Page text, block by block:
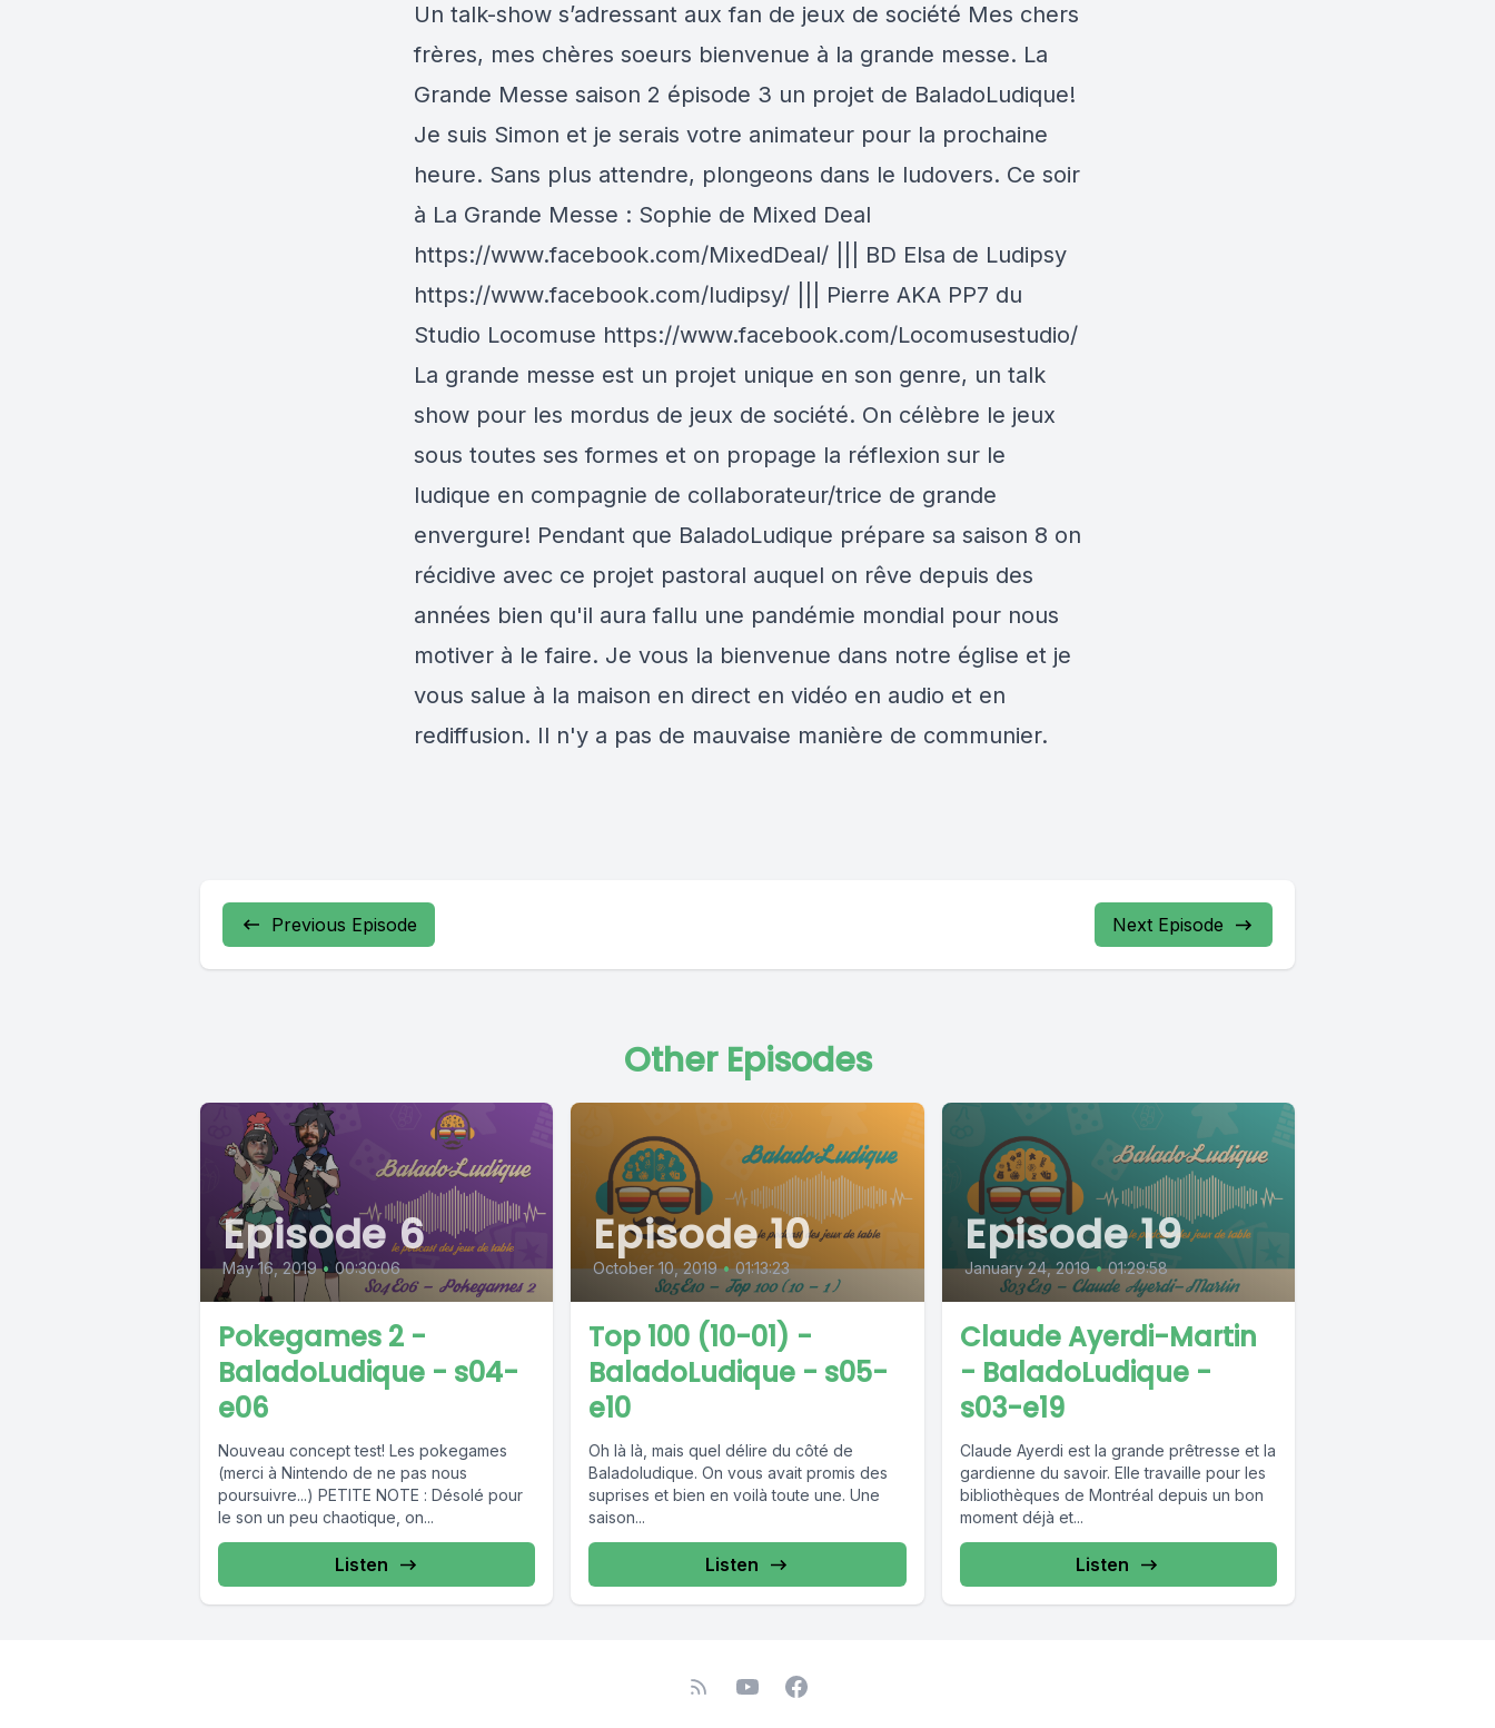
Un talk-show s’adressant aux fan de jeux de société Mes chers
frères, mes chères soeurs bienvenue à la grande messe. La
Grande Messe saison 2 épisode 3 un projet de BaladoLudique!
Je suis Simon et je serais votre animateur pour la prochaine
heure. Sans plus attendre, plongeons dans le ludovers. Ce soir
à La Grande Messe : Sophie de Mixed Deal
https://www.facebook.com/MixedDeal/ ||| BD Elsa de Ludipsy
https://www.facebook.com/ludipsy/ ||| Pierre AKA PP7 du
Studio Locomuse https://www.facebook.com/Locomusestudio/
La grande messe est un projet unique en son genre, un talk
show pour les mordus de jeux de société. On célèbre le jeux
sous toutes ses formes et on propage la réflexion sur le
ludique en compagnie de collaborateur/trice de grande
envergure! Pendant que BaladoLudique prépare sa saison 8 on
récidive avec ce projet pastoral auquel on rêve depuis des
années bien qu'il aura fallu une pandémie mondial pour nous
motiver à le faire. Je vous la bienvenue dans notre église et je
vous salue à la maison en direct en vidéo en audio et en
rediffusion. Il n'y a pas de mauvaise manière de communier.
Previous Episode Next Episode
Other Episodes
Episode 6
May 16, 2019 • 00:30:06
Pokegames 2 -
BaladoLudique - s04-
e06
Nouveau concept test! Les pokegames
(merci à Nintendo de ne pas nous
poursuivre...) PETITE NOTE : Désolé pour
le son un peu chaotique, on...
Listen
Episode 10
October 10, 2019 • 01:13:23
Top 100 (10-01) -
BaladoLudique - s05-
e10
Oh là là, mais quel délire du côté de
Baladoludique. On vous avait promis des
suprises et bien en voilà toute une. Une
saison...
Listen
Episode 19
January 24, 2019 • 01:29:58
Claude Ayerdi-Martin
- BaladoLudique -
s03-e19
Claude Ayerdi est la grande prêtresse et la
gardienne du savoir. Elle travaille pour les
bibliothèques de Montréal depuis un bon
moment déjà et...
Listen